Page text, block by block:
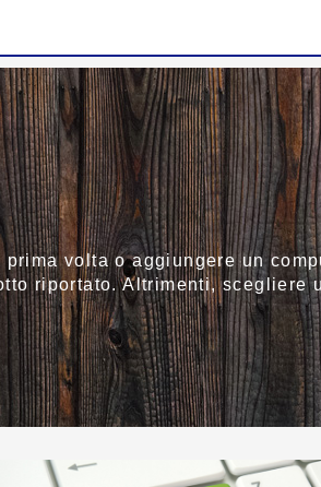
volta o aggiungere un
riportato. Altrimenti, scegliere